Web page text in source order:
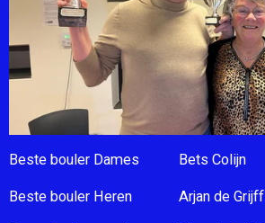
Beste bouler Dames Bets Colijn
Beste bouler Heren Arjan de Grijff